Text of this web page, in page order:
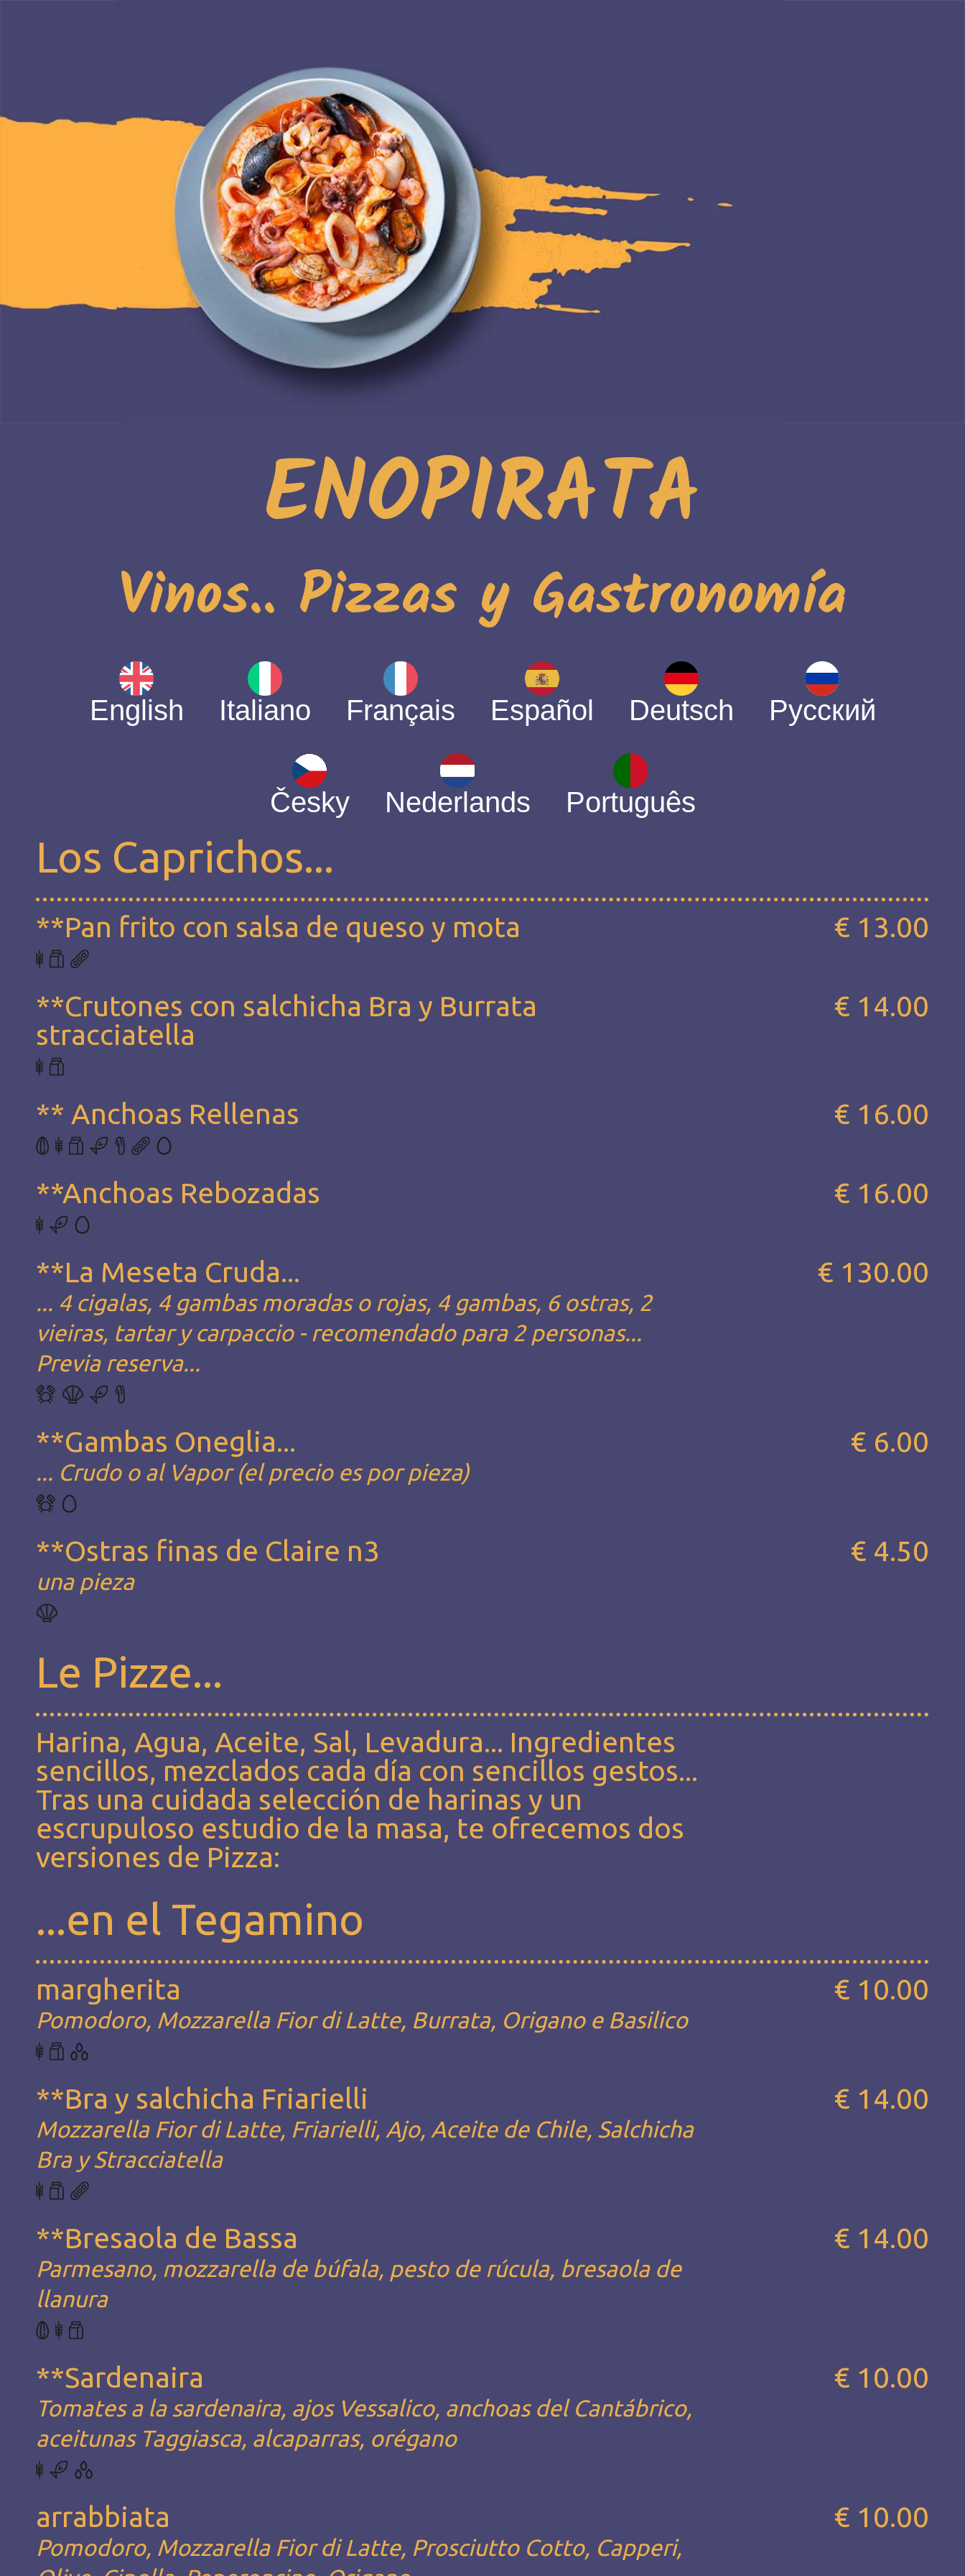
ENOPIRATA
Vinos.. Pizzas y Gastronomía
English Italiano Français Español Deutsch Русский
Česky Nederlands Português
Los Caprichos...
**Pan frito con salsa de queso y mota € 13.00
**Crutones con salchicha Bra y Burrata
stracciatella
€ 14.00
** Anchoas Rellenas € 16.00
**Anchoas Rebozadas € 16.00
**La Meseta Cruda...
... 4 cigalas, 4 gambas moradas o rojas, 4 gambas, 6 ostras, 2
vieiras, tartar y carpaccio - recomendado para 2 personas...
Previa reserva...
€ 130.00
**Gambas Oneglia...
... Crudo o al Vapor (el precio es por pieza)
€ 6.00
**Ostras finas de Claire n3
una pieza
€ 4.50
Le Pizze...
Harina, Agua, Aceite, Sal, Levadura... Ingredientes
sencillos, mezclados cada día con sencillos gestos...
Tras una cuidada selección de harinas y un
escrupuloso estudio de la masa, te ofrecemos dos
versiones de Pizza:
...en el Tegamino
margherita
Pomodoro, Mozzarella Fior di Latte, Burrata, Origano e Basilico
€ 10.00
**Bra y salchicha Friarielli
Mozzarella Fior di Latte, Friarielli, Ajo, Aceite de Chile, Salchicha
Bra y Stracciatella
€ 14.00
**Bresaola de Bassa
Parmesano, mozzarella de búfala, pesto de rúcula, bresaola de
llanura
€ 14.00
**Sardenaira
Tomates a la sardenaira, ajos Vessalico, anchoas del Cantábrico,
aceitunas Taggiasca, alcaparras, orégano
€ 10.00
arrabbiata
Pomodoro, Mozzarella Fior di Latte, Prosciutto Cotto, Capperi,
€ 10.00